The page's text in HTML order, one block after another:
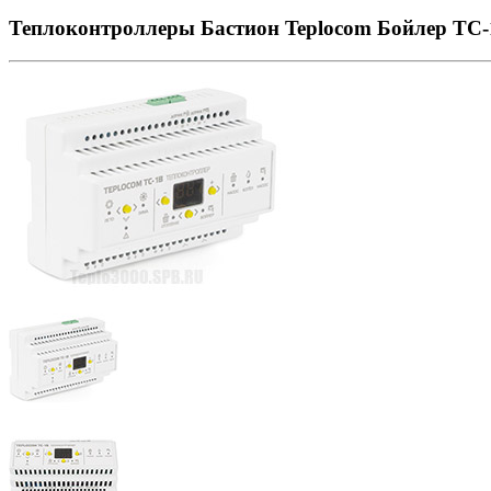
Теплоконтроллеры Бастион Teplocom Бойлер